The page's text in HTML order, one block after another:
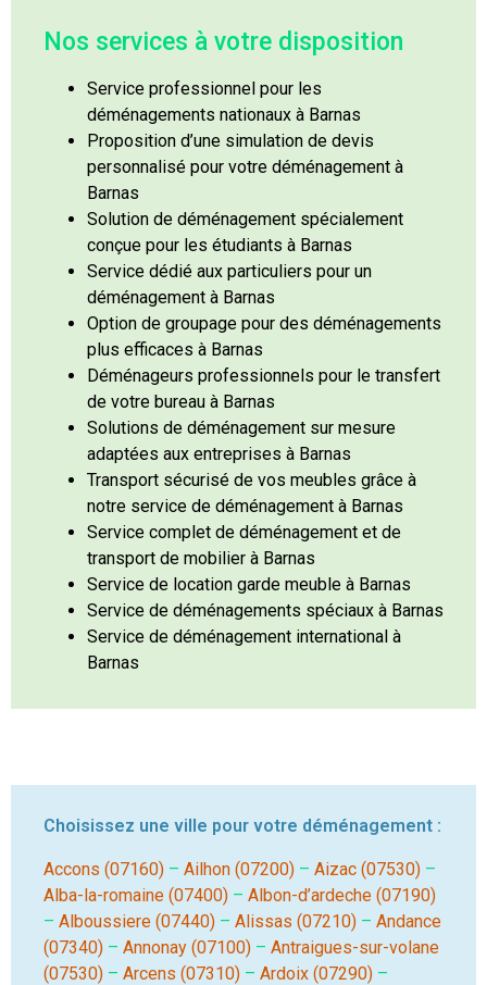
Nos services à votre disposition
Service professionnel pour les
déménagements nationaux à Barnas
Proposition d’une simulation de devis
personnalisé pour votre déménagement à
Barnas
Solution de déménagement spécialement
conçue pour les étudiants à Barnas
Service dédié aux particuliers pour un
déménagement à Barnas
Option de groupage pour des déménagements
plus efficaces à Barnas
Déménageurs professionnels pour le transfert
de votre bureau à Barnas
Solutions de déménagement sur mesure
adaptées aux entreprises à Barnas
Transport sécurisé de vos meubles grâce à
notre service de déménagement à Barnas
Service complet de déménagement et de
transport de mobilier à Barnas
Service de location garde meuble à Barnas
Service de déménagements spéciaux à Barnas
Service de déménagement international à
Barnas
Choisissez une ville pour votre déménagement :
Accons (07160) – Ailhon (07200) – Aizac (07530) –
Alba-la-romaine (07400) – Albon-d’ardeche (07190)
– Alboussiere (07440) – Alissas (07210) – Andance
(07340) – Annonay (07100) – Antraigues-sur-volane
(07530) – Arcens (07310) – Ardoix (07290) –